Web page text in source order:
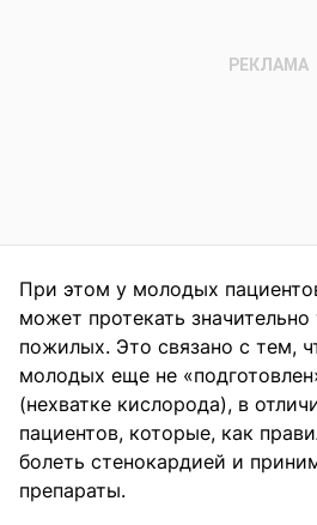
При этом у молодых
может протекать
пожилых. Это связано с тем,
молодых еще не
(нехватке кислорода), в
пациентов, которые, как
болеть стенокардией и
препараты.